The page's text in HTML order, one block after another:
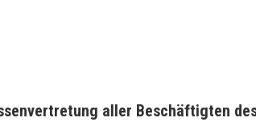
aller Beschäftigten